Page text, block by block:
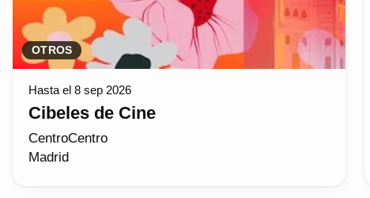
OTROS
Hasta el 8 sep 2026
Cibeles de Cine
CentroCentro
Madrid